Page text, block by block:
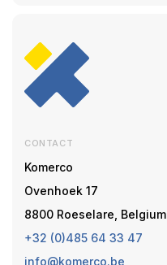
CONTACT
Komerco
Ovenhoek 17
8800 Roeselare, Belgium
+32 (0)485 64 33 47
info@komerco.be